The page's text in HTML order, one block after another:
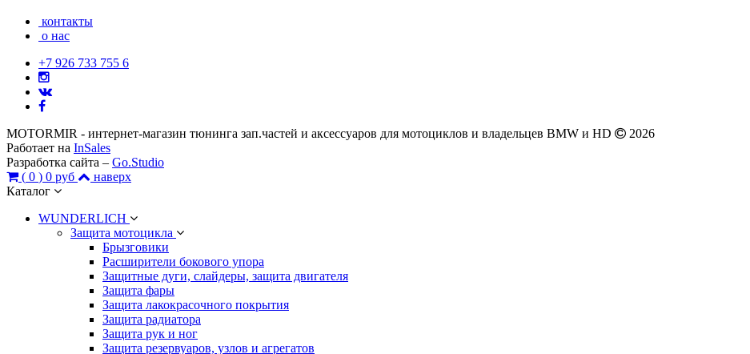
контакты
о нас
+7 926 733 755 6
MOTORMIR - интернет-магазин тюнинга зап.частей и аксессуаров для мотоциклов и владельцев BMW и HD
2026
Работает на InSales
Разработка сайта – Go.Studio
( 0 ) 0 руб
наверх
Каталог
WUNDERLICH
Защита мотоцикла
Брызговики
Расширители бокового упора
Защитные дуги, слайдеры, защита двигателя
Защита фары
Защита лакокрасочного покрытия
Защита радиатора
Защита рук и ног
Защита резервуаров, узлов и агрегатов